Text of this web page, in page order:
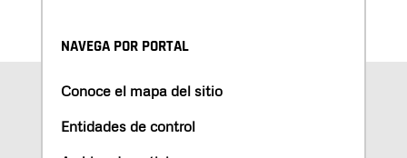
NAVEGA POR PORTAL
Conoce el mapa del sitio
Entidades de control